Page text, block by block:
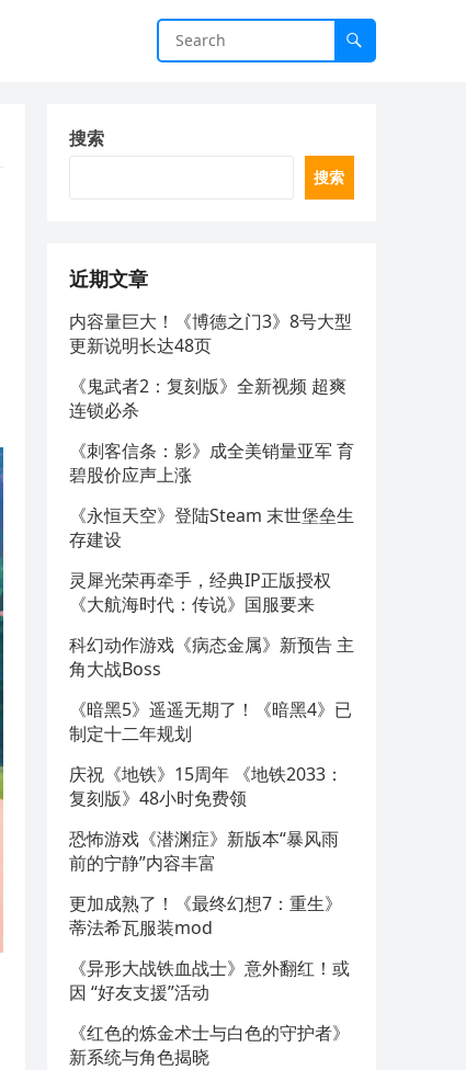
搜索
搜索
近期文章
内容量巨大！《博德之门3》8号大型
更新说明长达48页
《鬼武者2：复刻版》全新视频 超爽
连锁必杀
《刺客信条：影》成全美销量亚军 育
碧股价应声上涨
《永恒天空》登陆Steam 末世堡垒生
存建设
灵犀光荣再牵手，经典IP正版授权
《大航海时代：传说》国服要来
科幻动作游戏《病态金属》新预告 主
角大战Boss
《暗黑5》遥遥无期了！《暗黑4》已
制定十二年规划
庆祝《地铁》15周年 《地铁2033：
复刻版》48小时免费领
恐怖游戏《潜渊症》新版本“暴风雨
前的宁静”内容丰富
更加成熟了！《最终幻想7：重生》
蒂法希瓦服装mod
《异形大战铁血战士》意外翻红！或
因 “好友支援”活动
《红色的炼金术士与白色的守护者》
新系统与角色揭晓